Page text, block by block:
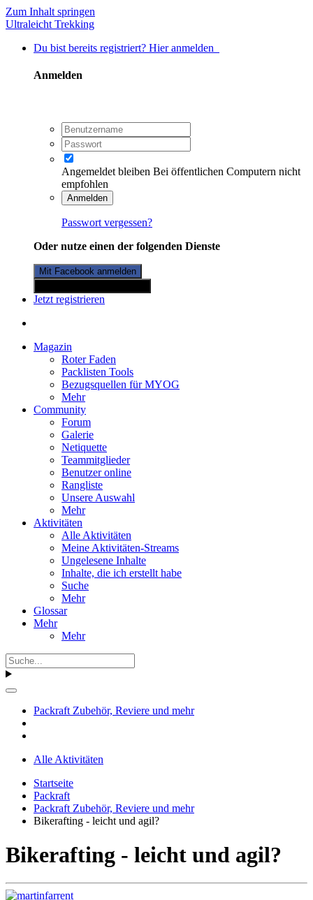
Zum Inhalt springen
Ultraleicht Trekking
Du bist bereits registriert? Hier anmelden
Anmelden
Angemeldet bleiben Bei öffentlichen Computern nicht
empfohlen
Anmelden
Passwort vergessen?
Oder nutze einen der folgenden Dienste
Mit Facebook anmelden
Jetzt registrieren
Magazin
Roter Faden
Packlisten Tools
Bezugsquellen für MYOG
Mehr
Community
Forum
Galerie
Netiquette
Teammitglieder
Benutzer online
Rangliste
Unsere Auswahl
Mehr
Aktivitäten
Alle Aktivitäten
Meine Aktivitäten-Streams
Ungelesene Inhalte
Inhalte, die ich erstellt habe
Suche
Mehr
Glossar
Mehr
Mehr
Packraft Zubehör, Reviere und mehr
Alle Aktivitäten
Startseite
Packraft
Packraft Zubehör, Reviere und mehr
Bikerafting - leicht und agil?
Bikerafting - leicht und agil?